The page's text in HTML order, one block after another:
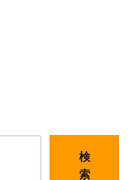
検
索